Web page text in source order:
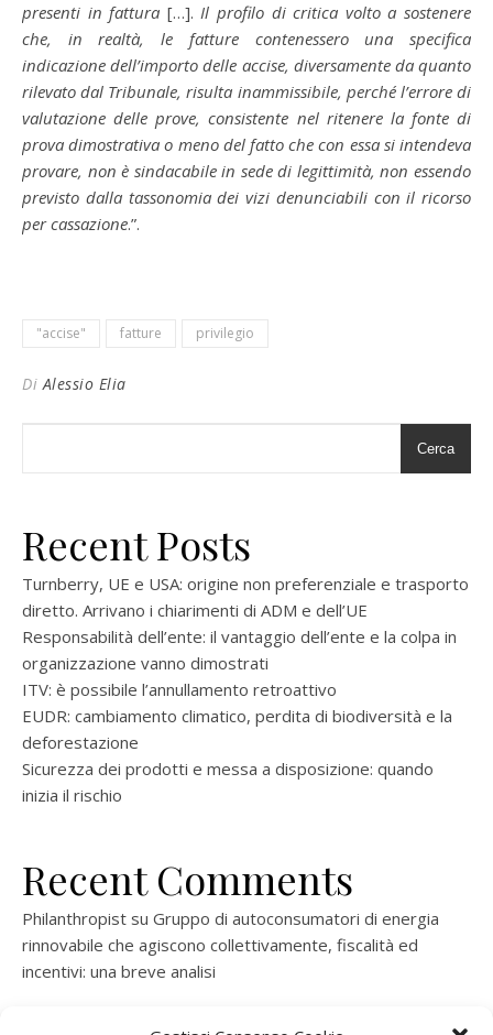
presenti in fattura […].Il profilo di critica volto a sostenere
che, in realtà, le fatture contenessero una specifica
indicazione dell’importo delle accise, diversamente da quanto
rilevato dal Tribunale, risulta inammissibile, perché l’errore di
valutazione delle prove, consistente nel ritenere la fonte di
prova dimostrativa o meno del fatto che con essa si intendeva
provare, non è sindacabile in sede di legittimità, non essendo
previsto dalla tassonomia dei vizi denunciabili con il ricorso
per cassazione.”.
"accise" fatture privilegio
DiAlessio Elia
Cerca
Recent Posts
Turnberry, UE e USA: origine non preferenziale e trasporto
diretto. Arrivano i chiarimenti di ADM e dell’UE
Responsabilità dell’ente: il vantaggio dell’ente e la colpa in
organizzazione vanno dimostrati
ITV: è possibile l’annullamento retroattivo
EUDR: cambiamento climatico, perdita di biodiversità e la
deforestazione
Sicurezza dei prodotti e messa a disposizione: quando
inizia il rischio
Recent Comments
Philanthropist su Gruppo di autoconsumatori di energia
rinnovabile che agiscono collettivamente, fiscalità ed
incentivi: una breve analisi